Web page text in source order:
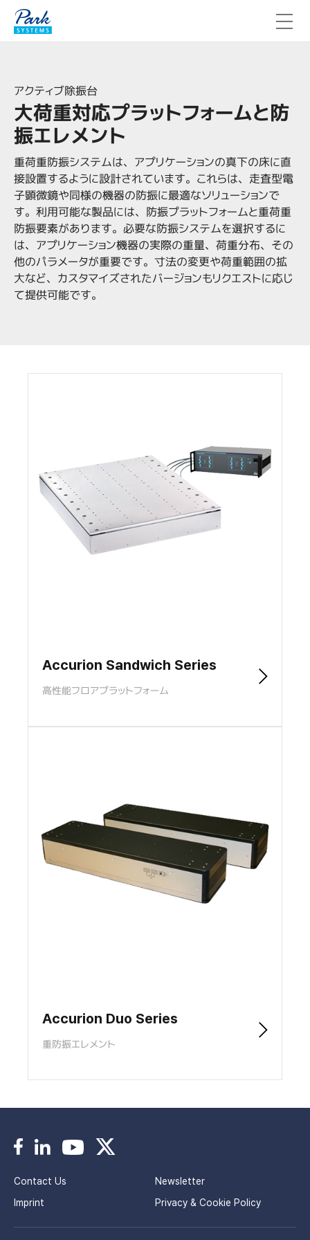
アクティブ除振台
大荷重対応プラットフォームと防
振エレメント
重荷重防振システムは、アプリケーションの真下の床に直
接設置するように設計されています。これらは、走査型電
子顕微鏡や同様の機器の防振に最適なソリューションで
す。利用可能な製品には、防振プラットフォームと重荷重
防振要素があります。必要な防振システムを選択するに
は、アプリケーション機器の実際の重量、荷重分布、その
他のパラメータが重要です。寸法の変更や荷重範囲の拡
大など、カスタマイズされたバージョンもリクエストに応じ
て提供可能です。
Accurion Sandwich Series
高性能フロアプラットフォーム
Accurion Duo Series
重防振エレメント
Contact Us
Newsletter
Imprint
Privacy & Cookie Policy